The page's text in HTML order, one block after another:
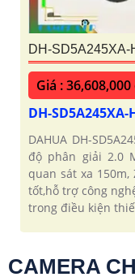
DH-SD5A245XA-
Giá : 36,608,000
DH-SD5A245XA-
DAHUA DH-
độ phân giải 2.0
quan sát xa 150m,
tốt,hỗ trợ công
trong điều kiện
CAMERA